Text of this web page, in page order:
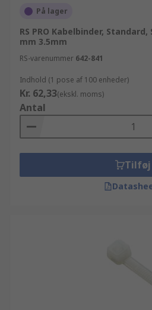
På lager
RS PRO Kabelbinder,
mm 3.5mm
RS-varenummer 642-841
Indhold (1 pose af 100 enheder)
Kr. 62,33(ekskl. moms)
Antal
Tilføj